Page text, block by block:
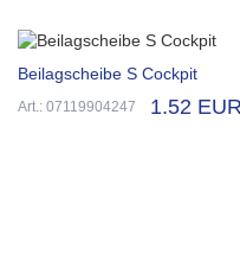
Beilagscheibe S Cockpit
Art.: 07119904247 1.52